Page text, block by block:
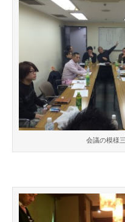
会議の模様三